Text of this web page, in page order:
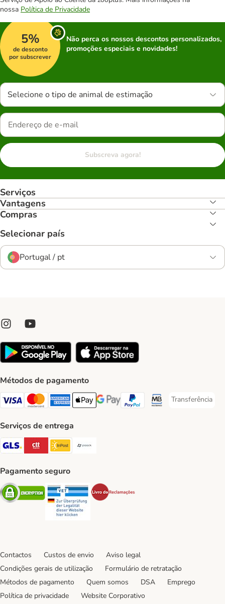
nossa Política de Privacidade
5%
de desconto
por subscrever
Não perca os nossos descontos personalizados,
promoções especiais e novidades!
Selecione o tipo de animal de estimação
Subscreva agora!
Serviços
Vantagens
Compras
Selecionar país
Portugal / pt
Métodos de pagamento
Visa Payment Method
Mastercard Payment Method
American Express Payment Method
Apple Pay Payment Method
Google Pay Payment Method
PayPal Payment Method
Multibanco Payment
Transferência
Transferência
Serviços de entrega
GLS Shipping Method
CTTExpress Shipping Method
InPost Shipping Method
Pagamento seguro
Security Security
Contactos Custos de envio
Aviso legal
Condições gerais de utilização
Formulário de retratação
Métodos de pagamento
Quem somos DSA
Emprego
Política de privacidade
Website Corporativo